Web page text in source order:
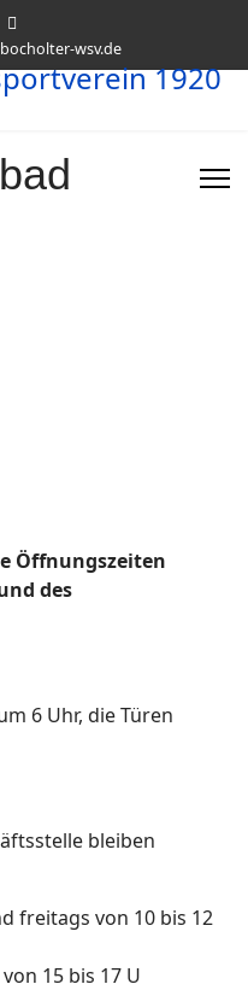
wsv.de
Öffnungszeiten
des
6 Uhr, die Türen
bleiben
freitags von 10 bis 12
15 bis 17 U